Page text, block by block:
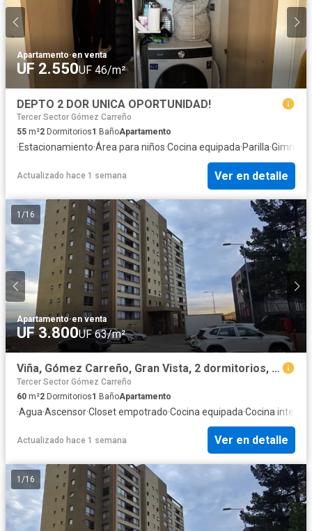
Apartamento·en venta
UF 2.550UF 46/m²
DEPTO 2 DOR UNICA OPORTUNIDAD!
Tercer Sector Gómez Carreño
55 m²2 Dormitorios1 BañoApartamento
·Estacionamiento·Área para niños·Cocina equipada·Parilla·Gimnasio
Actualizado hace 1 semana Ver en detalle
1 /16
Apartamento·en venta
UF 3.800UF 63/m²
Viña, Gómez Carreño, Gran Vista, 2 dormitorios, estacionamiento
Tercer Sector Gómez Carreño
60 m²2 Dormitorios1 BañoApartamento
·Agua·Ascensor·Closet empotrado·Cocina equipada·Cocina integral
Actualizado hace 1 semana Ver en detalle
1 /16